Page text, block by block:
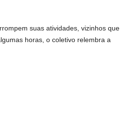
suas atividades, vizinhos que
horas, o coletivo relembra a